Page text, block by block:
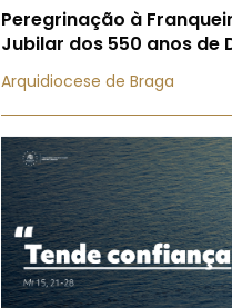
Peregrinação à
Jubilar dos 550 anos de
Arquidiocese de Braga